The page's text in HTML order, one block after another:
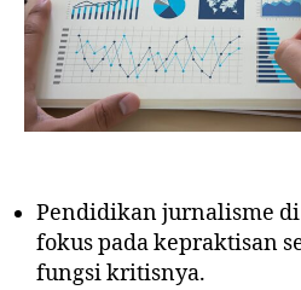
Pendidikan jurnalisme
fokus pada kepraktisan
fungsi kritisnya.